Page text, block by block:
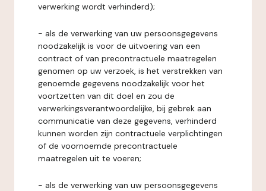
verwerking wordt verhinderd);
- als de verwerking van uw persoonsgegevens
noodzakelijk is voor de uitvoering van een
contract of van precontractuele maatregelen
genomen op uw verzoek, is het verstrekken van
genoemde gegevens noodzakelijk voor het
voortzetten van dit doel en zou de
verwerkingsverantwoordelijke, bij gebrek aan
communicatie van deze gegevens, verhinderd
kunnen worden zijn contractuele verplichtingen
of de voornoemde precontractuele
maatregelen uit te voeren;
- als de verwerking van uw persoonsgegevens